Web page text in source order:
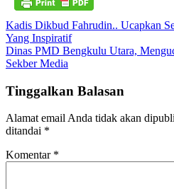
Navigasi
pos
Kadis Dikbud Fahrudin.. Ucapkan
Yang Inspiratif
Dinas PMD Bengkulu Utara,
Sekber Media
Tinggalkan Balasan
Alamat email Anda tidak akan
ditandai *
Komentar *